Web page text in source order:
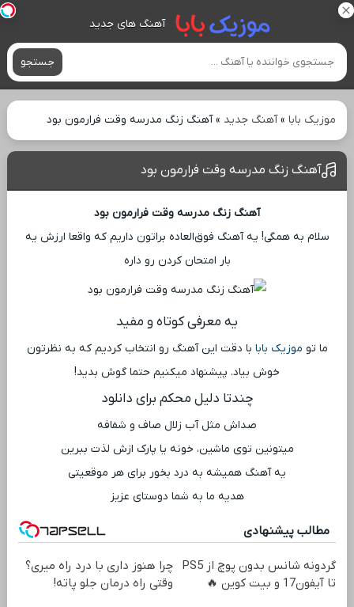
آهنگ های جدید
جستجو
موزیک بابا»آهنگ جدید »آهنگ زنگ مدرسه وقت فرارمون بود
آهنگ زنگ مدرسه وقت فرارمون بود
آهنگ زنگ مدرسه وقت فرارمون بود
سلام به همگی! یه آهنگ فوق‌العاده براتون داریم که واقعا ارزش یه
بار امتحان کردن رو داره
یه معرفی کوتاه و مفید
ما تو موزیک بابا با دقت این آهنگ رو انتخاب کردیم که به نظرتون
خوش بیاد. پیشنهاد میکنیم حتما گوش بدید!
چندتا دلیل محکم برای دانلود
صداش مثل آب زلال صاف و شفافه
میتونین توی ماشین، خونه یا پارک ازش لذت ببرین
یه آهنگ همیشه به درد بخور برای هر موقعیتی
هدیه ما به شما دوستای عزیز
مطالب پیشنهادی
گردونه شانس بدون پوچ از PS5
تا آیفون17 و بیت کوین 🔥
چرا هنوز داری با درد راه میری؟
وقتی راه درمان جلو پاته!